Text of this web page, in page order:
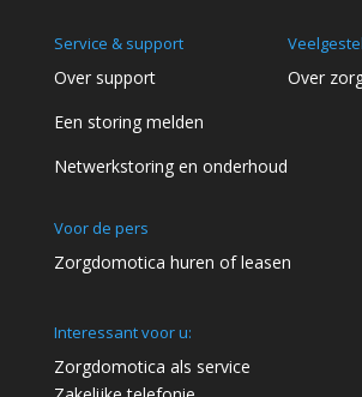
Service & support
Over support
Een storing melden
Netwerkstoring en onderhoud
Over
Voor de pers
Zorgdomotica huren of leasen
Interessant voor u:
Zorgdomotica als service